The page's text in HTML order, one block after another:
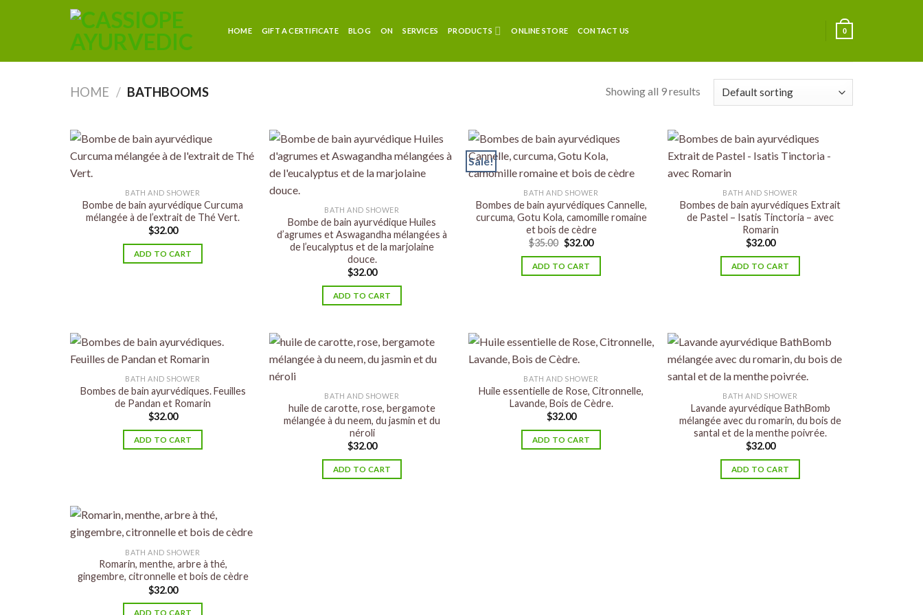
HOME GIFT A CERTIFICATE BLOG ON SERVICES PRODUCTS ONLINE STORE CONTACT US 0
HOME / BATHBOOMS Showing all 9 results
BATH AND SHOWER
Bombe de bain ayurvédique Curcuma
mélangée à de l’extrait de Thé Vert.
$32.00
ADD TO CART
BATH AND SHOWER
Bombe de bain ayurvédique Huiles
d’agrumes et Aswagandha mélangées à
de l’eucalyptus et de la marjolaine
douce.
$32.00
ADD TO CART
Sale!
BATH AND SHOWER
Bombes de bain ayurvédiques Cannelle,
curcuma, Gotu Kola, camomille romaine
et bois de cèdre
$35.00 $32.00
ADD TO CART
BATH AND SHOWER
Bombes de bain ayurvédiques Extrait
de Pastel – Isatis Tinctoria – avec
Romarin
$32.00
ADD TO CART
BATH AND SHOWER
Bombes de bain ayurvédiques. Feuilles
de Pandan et Romarin
$32.00
ADD TO CART
BATH AND SHOWER
huile de carotte, rose, bergamote
mélangée à du neem, du jasmin et du
néroli
$32.00
ADD TO CART
BATH AND SHOWER
Huile essentielle de Rose, Citronnelle,
Lavande, Bois de Cèdre.
$32.00
ADD TO CART
BATH AND SHOWER
Lavande ayurvédique BathBomb
mélangée avec du romarin, du bois de
santal et de la menthe poivrée.
$32.00
ADD TO CART
BATH AND SHOWER
Romarin, menthe, arbre à thé,
gingembre, citronnelle et bois de cèdre
$32.00
ADD TO CART